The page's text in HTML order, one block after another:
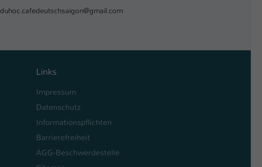
duhoc.cafedeutschsaigon@gmail.com
Links
Impressum
Datenschutz
Informationspflichten
Barrierefreiheit
AGG-Beschwerdestelle